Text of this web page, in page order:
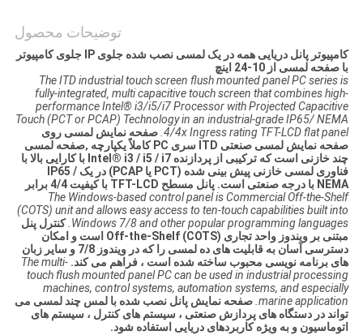
توضیحات محصول
کامپیوتر پانل دریایی همه در یک لمسی نصب شده جلوی IP جلوی کامپیوتر
با صفحه لمسی از 10-24 اینچ
The ITD industrial touch screen flush mounted panel PC series is
fully-integrated‚ multi capacitive touch screen that combines high-
performance Intel® i3/i5/i7 Processor with Projected Capacitive
Touch (PCT or PCAP) Technology in an industrial-grade IP65/ NEMA
4/4x Ingress rating TFT-LCD flat panel. صفحه نمایش لمسی روی
صفحه نمایش لمسی صنعتی ITD سری PC کاملاً یکپارچه ‚صفحه لمسی
چند خازنی است که ترکیبی از پردازنده Intel® i3 / i5 / i7 با کارایی بالا با
فناوری لمسی خازنی پیش بینی شده (PCT یا PCAP) در یک IP65 /
NEMA با درجه صنعتی است. پانل مسطح TFT-LCD با کیفیت 4/4 برابر
The Windows-based control panel is Commercial Off-the-Shelf
(COTS) unit and allows easy access to ten-touch capabilities built into
Windows 7/8 and other popular programming languages. کنترل پنل
مبتنی بر ویندوز واحد تجاری Off-the-Shelf (COTS) است و امکان
دسترسی آسان به قابلیت های ده لمسی را که در ویندوز 7/8 و سایر زبان
های برنامه نویسی محبوب ساخته شده است ، فراهم می کند. The multi-
touch flush mounted panel PC can be used in industrial processing
machines, control systems, automation systems, and especially
marine application. صفحه نمایش پانل نصب شده با لمس چند لمسی می
تواند در دستگاه های پردازش صنعتی ، سیستم های کنترل ، سیستم های
اتوماسیون و به ویژه کاربردهای دریایی استفاده شود.